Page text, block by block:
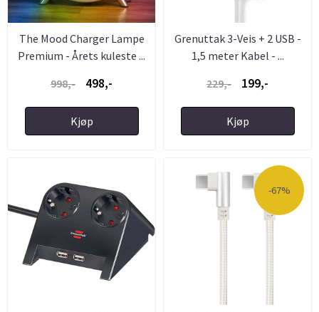
The Mood Charger Lampe
Premium - Årets kuleste ...
998,-
498,-
Kjøp
Grenuttak 3-Veis + 2 USB -
1,5 meter Kabel - ...
229,-
199,-
Kjøp
-67%